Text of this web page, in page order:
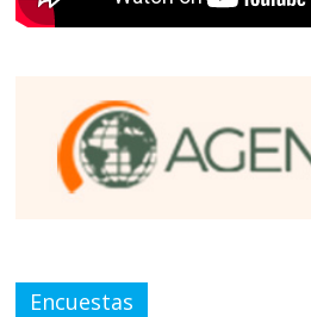
Encuestas